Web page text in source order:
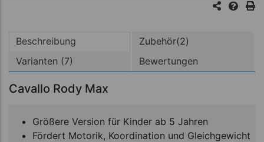
Beschreibung
Zubehör(2)
Varianten (7)
Bewertungen
Cavallo Rody Max
Größere Version für Kinder ab 5 Jahren
Fördert Motorik, Koordination und Gleichgewicht